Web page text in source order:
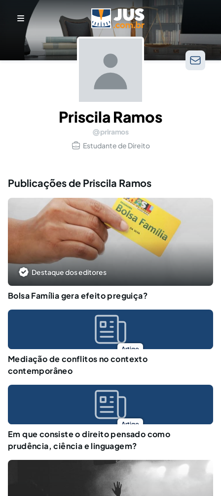
Priscila Ramos
priramos
Estudante de Direito
Publicações de Priscila Ramos
Destaque dos editores
Bolsa Família gera efeito preguiça?
Artigo
Mediação de conflitos no contexto
contemporâneo
Artigo
Em que consiste o direito pensado como
prudência, ciência e linguagem?